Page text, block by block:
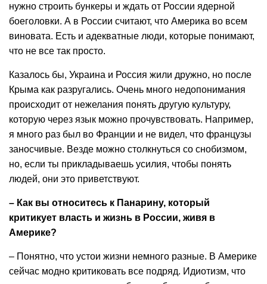
нужно строить бункеры и ждать от России ядерной
боеголовки. А в России считают, что Америка во всем
виновата. Есть и адекватные люди, которые понимают,
что не все так просто.
Казалось бы, Украина и Россия жили дружно, но после
Крыма как разругались. Очень много недопонимания
происходит от нежелания понять другую культуру,
которую через язык можно прочувствовать. Например,
я много раз был во Франции и не видел, что французы
заносчивые. Везде можно столкнуться со снобизмом,
но, если ты прикладываешь усилия, чтобы понять
людей, они это приветствуют.
– Как вы относитесь к Панарину, который
критикует власть и жизнь в России, живя в
Америке?
– Понятно, что устои жизни немного разные. В Америке
сейчас модно критиковать все подряд. Идиотизм, что